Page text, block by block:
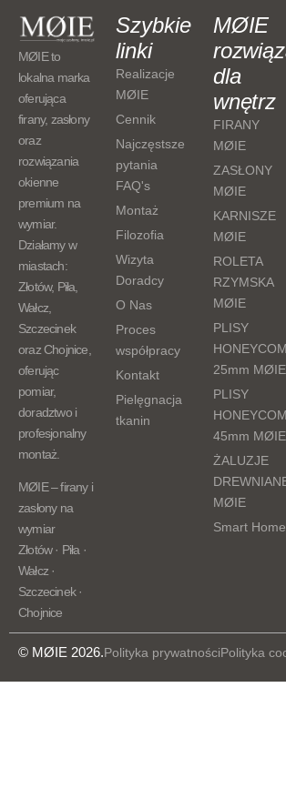
MØIE to
lokalna marka
oferująca
firany, zasłony
oraz
rozwiązania
okienne
premium na
wymiar.
Działamy w
miastach:
Złotów, Piła,
Wałcz,
Szczecinek
oraz Chojnice,
oferując
pomiar,
doradztwo i
profesjonalny
montaż.
MØIE – firany i
zasłony na
wymiar
Złotów · Piła ·
Wałcz ·
Szczecinek ·
Chojnice
Szybkie
linki
Realizacje
MØIE
Cennik
Najczęstsze
pytania
FAQ's
Montaż
Filozofia
Wizyta
Doradcy
O Nas
Proces
współpracy
Kontakt
Pielęgnacja
tkanin
MØIE
dla
wnętrz
FIRANY
MØIE
ZASŁONY
MØIE
KARNISZE
MØIE
ROLETA
RZYMSKA
MØIE
PLISY
25mm MØIE
PLISY
45mm MØIE
ŻALUZJE
MØIE
Smart Home
© MØIE 2026.Polityka prywatnościPolityka